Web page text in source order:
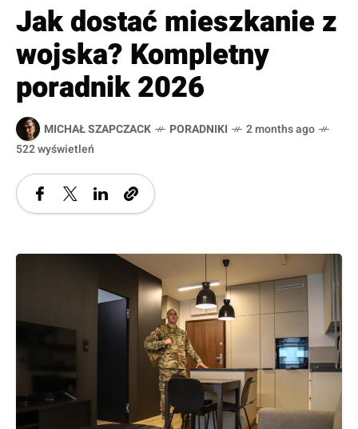
Jak dostać mieszkanie z
wojska? Kompletny
poradnik 2026
MICHAŁ SZAPCZACK PORADNIKI
2 months ago
522 wyświetleń